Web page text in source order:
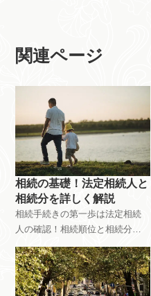
関連ページ
相続の基礎！法定相続人と
相続分を詳しく解説
相続手続きの第一歩は法定相続
人の確認！相続順位と相続分で
治市の行政書士がわかりやすく
解説。相続人の確定方法など、
相続手続きに必要な情報が満載